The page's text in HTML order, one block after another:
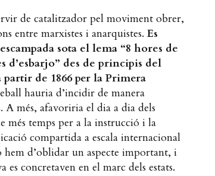
de catalitzador pel moviment obrer,
entre marxistes i anarquistes.Es
sota el lema “8 hores de
d’esbarjo” des de principis del
de 1866 per la Primera
hauria d’incidir de manera
més, afavoriria el dia a dia dels
més temps per a la instrucció i la
compartida a escala internacional
d’oblidar un aspecte important, i
es concretaven en el marc dels estats.